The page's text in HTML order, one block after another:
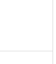
よく